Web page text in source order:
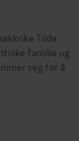
Tilda
familie og
seg for å